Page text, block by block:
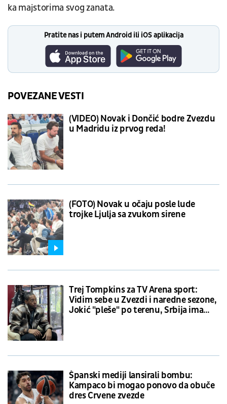
ka majstorima svog zanata.
Pratite nas i putem Android ili iOS aplikacija
POVEZANE VESTI
(VIDEO) Novak i Dončić bodre Zvezdu
u Madridu iz prvog reda!
(FOTO) Novak u očaju posle lude
trojke Ljulja sa zvukom sirene
Trej Tompkins za TV Arena sport:
Vidim sebe u Zvezdi i naredne sezone,
Jokić "pleše" po terenu, Srbija ima
Španski mediji lansirali bombu:
Kampaco bi mogao ponovo da obuče
dres Crvene zvezde